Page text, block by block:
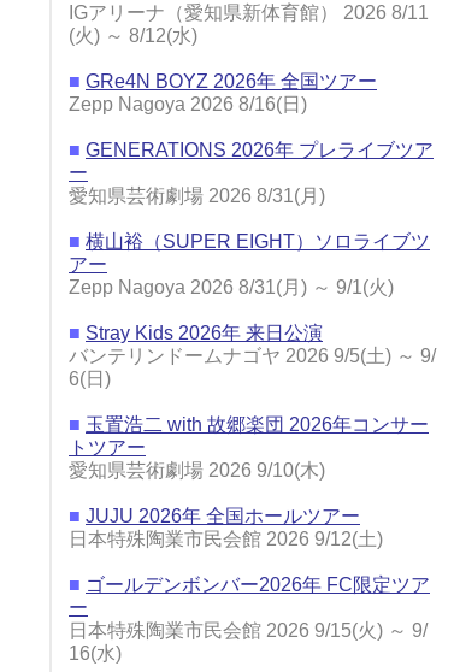
IGアリーナ（愛知県新体育館） 2026 8/11
(火) ～ 8/12(水)
■ GRe4N BOYZ 2026年 全国ツアー
Zepp Nagoya 2026 8/16(日)
■ GENERATIONS 2026年 プレライブツア
ー
愛知県芸術劇場 2026 8/31(月)
■ 横山裕（SUPER EIGHT）ソロライブツ
アー
Zepp Nagoya 2026 8/31(月) ～ 9/1(火)
■ Stray Kids 2026年 来日公演
バンテリンドームナゴヤ 2026 9/5(土) ～ 9/
6(日)
■ 玉置浩二 with 故郷楽団 2026年コンサー
トツアー
愛知県芸術劇場 2026 9/10(木)
■ JUJU 2026年 全国ホールツアー
日本特殊陶業市民会館 2026 9/12(土)
■ ゴールデンボンバー2026年 FC限定ツア
ー
日本特殊陶業市民会館 2026 9/15(火) ～ 9/
16(水)